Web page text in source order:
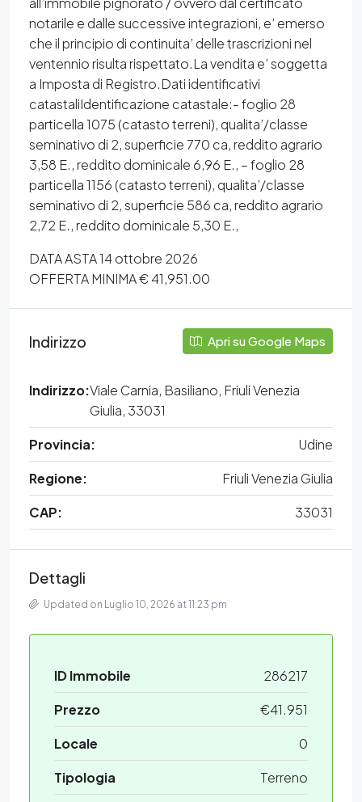
notarile e dalle successive integrazioni, e’ emerso
che il principio di continuita’ delle trascrizioni nel
ventennio risulta rispettato.La vendita e’ soggetta
a Imposta di Registro.Dati identificativi
catastaliIdentificazione catastale:- foglio 28
particella 1075 (catasto terreni), qualita’/classe
seminativo di 2, superficie 770 ca, reddito agrario
3,58 E., reddito dominicale 6,96 E., – foglio 28
particella 1156 (catasto terreni), qualita’/classe
seminativo di 2, superficie 586 ca, reddito agrario
2,72 E., reddito dominicale 5,30 E.,
DATA ASTA 14 ottobre 2026
OFFERTA MINIMA € 41,951.00
Indirizzo Apri su Google Maps
Indirizzo:Viale Carnia, Basiliano, Friuli Venezia
Giulia, 33031
Provincia:
Udine
Regione:
Friuli Venezia Giulia
CAP:
33031
Dettagli
Updated on Luglio 10, 2026 at 11:23 pm
ID Immobile
286217
Prezzo
€41.951
Locale
0
Tipologia
Terreno